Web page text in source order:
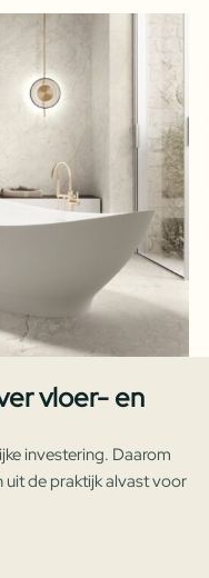
vloer- en
investering. Daarom
de praktijk alvast voor